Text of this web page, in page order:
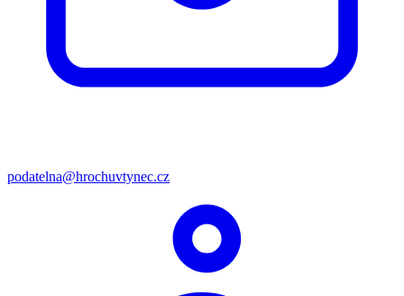
podatelna@hrochuvtynec.cz